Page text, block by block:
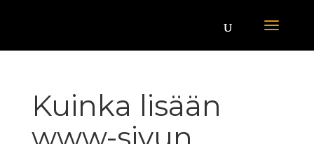
Kuinka lisään
www-sivun